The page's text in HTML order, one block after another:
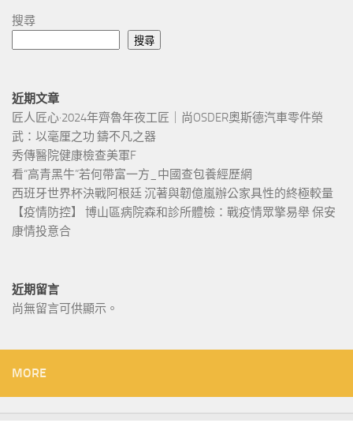
搜尋
搜尋
近期文章
匠人匠心·2024年齊魯年夜工匠｜尚OSDER奧斯德汽車零件榮
武：以毫厘之功 鑄不凡之器
秀傳醫院健康檢查美軍F
看“高青黑牛”若何帶富一方_中國查包養經歷網
西班牙世界杯決戰阿根廷 沉著與韌億嵐辦公家具性的終極較量
【疫情防控】 博山區病院森和診所體檢：戰疫情眾擎易舉 保安
康情投意合
近期留言
尚無留言可供顯示。
MORE